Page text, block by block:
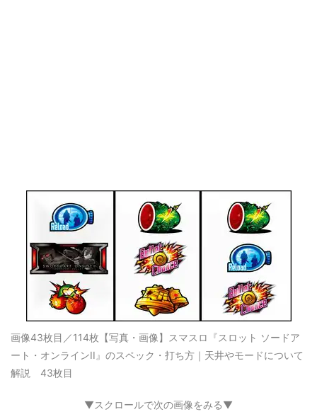
画像43枚目／114枚 【写真・画像】スマスロ『スロット ソードア
ート・オンラインII』のスペック・打ち方｜天井やモードについて
解説 43枚目
▼スクロールで次の画像をみる▼